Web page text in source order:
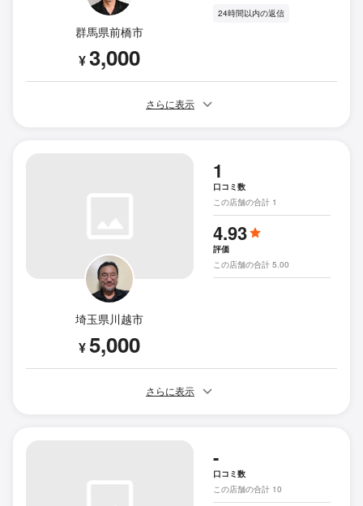
群馬県前橋市
¥3,000
24時間以内の返信
さらに表示
埼玉県川越市
¥5,000
1
口コミ数
この店舗の合計 1
4.93
評価
この店舗の合計 5.00
さらに表示
-
口コミ数
この店舗の合計 10